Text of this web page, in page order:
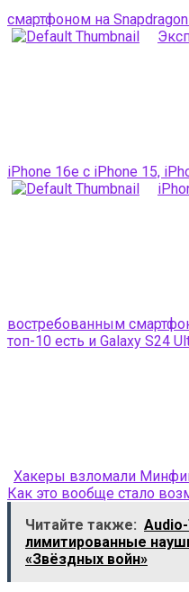
смартфоном на
iPhone 16e с iPhone 15,
востребованным
топ-10 есть и Galaxy S24
Хакеры взломали
Как это вообще стало
Читайте также:
лимитированные
«Звёздных войн»